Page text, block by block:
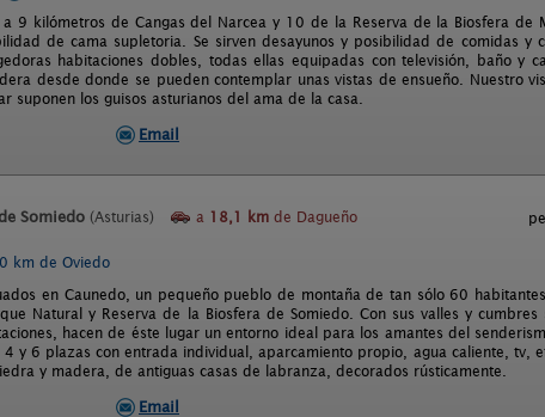
9 kilómetros de Cangas del Narcea y 10 de la Reserva de la Biosfera de
de cama supletoria. Se sirven desayunos y posibilidad de comidas y
habitaciones dobles, todas ellas equipadas con televisión, baño y
desde donde se pueden contemplar unas vistas de ensueño. Nuestro
los guisos asturianos del ama de la casa.
Email
Somiedo (Asturias) a 18,1 km de Dagueño
km de Oviedo
en Caunedo, un pequeño pueblo de montaña de tan sólo 60
Natural y Reserva de la Biosfera de Somiedo. Con sus valles y cumbres
hacen de éste lugar un entorno ideal para los amantes del
y 6 plazas con entrada individual, aparcamiento propio, agua caliente, tv,
y madera, de antiguas casas de labranza, decorados rústicamente.
Email